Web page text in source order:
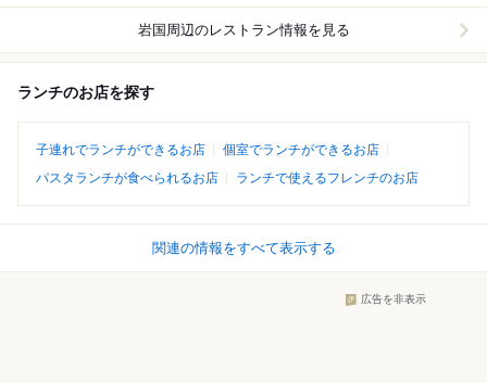
岩国周辺のレストラン情報を見る
ランチのお店を探す
子連れでランチができるお店
個室でランチができるお店
パスタランチが食べられるお店
ランチで使えるフレンチのお店
関連の情報をすべて表示する
広告を非表示